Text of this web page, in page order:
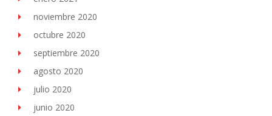
noviembre 2020
octubre 2020
septiembre 2020
agosto 2020
julio 2020
junio 2020